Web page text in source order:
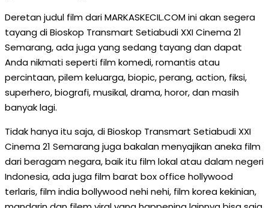
Deretan judul film dari MARKASKECIL.COM ini akan segera
tayang di Bioskop Transmart Setiabudi XXI Cinema 21
Semarang, ada juga yang sedang tayang dan dapat
Anda nikmati seperti film komedi, romantis atau
percintaan, pilem keluarga, biopic, perang, action, fiksi,
superhero, biografi, musikal, drama, horor, dan masih
banyak lagi.
Tidak hanya itu saja, di Bioskop Transmart Setiabudi XXI
Cinema 21 Semarang juga bakalan menyajikan aneka film
dari beragam negara, baik itu film lokal atau dalam negeri
Indonesia, ada juga film barat box office hollywood
terlaris, film india bollywood nehi nehi, film korea kekinian,